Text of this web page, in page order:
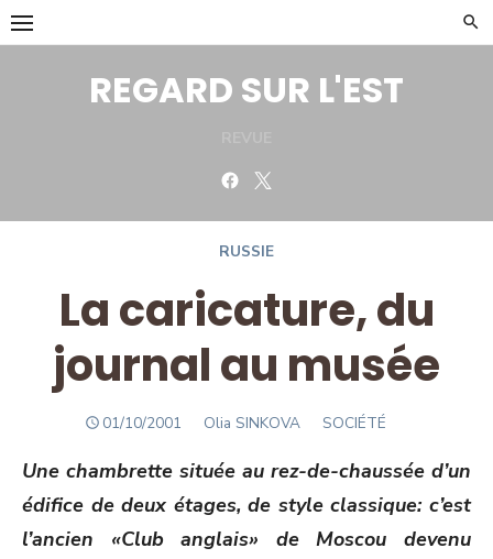
Skip
to
REGARD SUR L'EST
Facebook
RUSSIE
La caricature, du
journal au musée
POSTED
01/10/2001 Author
Olia SINKOVA SOCIÉTÉ
Une chambrette située au rez-de-chaussée d’un
édifice de deux étages, de style classique: c’est
l’ancien «Club anglais» de Moscou devenu